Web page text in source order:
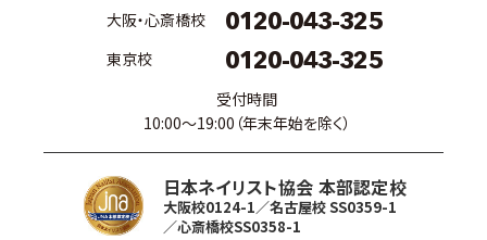
大阪・心斎橋校 0120-043-325
東京校 0120-043-325
受付時間
10:00〜19:00（年末年始を除く）
日本ネイリスト協会 本部認定校
大阪校0124-1／名古屋校 SS0359-1
／心斎橋校SS0358-1